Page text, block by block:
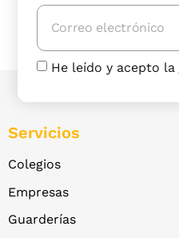
He leído y acepto la
Servicios
Colegios
Empresas
Guarderías